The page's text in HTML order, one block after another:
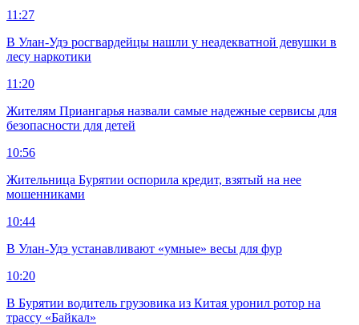
11:27
В Улан-Удэ росгвардейцы нашли у неадекватной девушки в
лесу наркотики
11:20
Жителям Приангарья назвали самые надежные сервисы для
безопасности для детей
10:56
Жительница Бурятии оспорила кредит, взятый на нее
мошенниками
10:44
В Улан-Удэ устанавливают «умные» весы для фур
10:20
В Бурятии водитель грузовика из Китая уронил ротор на
трассу «Байкал»